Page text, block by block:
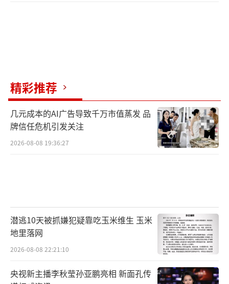
精彩推荐
几元成本的AI广告导致千万市值蒸发 品
牌信任危机引发关注
2026-08-08 19:36:27
潜逃10天被抓嫌犯疑靠吃玉米维生 玉米
地里落网
2026-08-08 22:21:10
央视新主播李秋莹孙亚鹏亮相 新面孔传